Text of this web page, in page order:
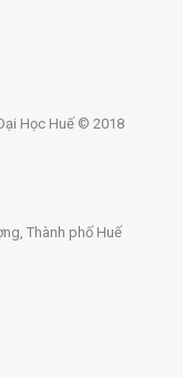
Học Huế © 2018
Thành phố Huế